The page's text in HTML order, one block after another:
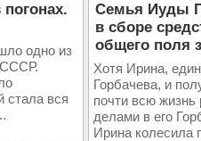
одно из
СССР.
стала вся
Семья Иуды
в сборе
общего поля
Хотя Ирина,
Горбачева, и
почти всю жизнь
делами в его
Ирина колесила